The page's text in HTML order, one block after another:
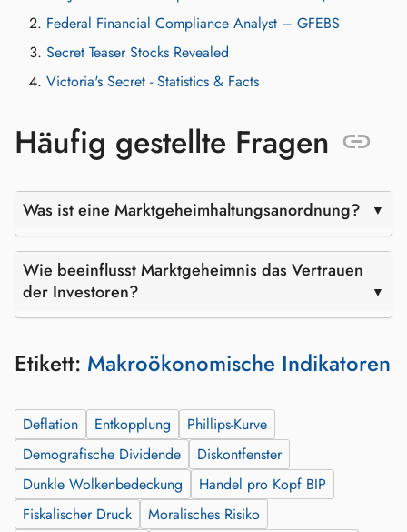
Federal Financial Compliance Analyst – GFEBS
Secret Teaser Stocks Revealed
Victoria's Secret - Statistics & Facts
Häufig gestellte Fragen
Was ist eine Marktgeheimhaltungsanordnung?
Wie beeinflusst Marktgeheimnis das Vertrauen
der Investoren?
Etikett: Makroökonomische Indikatoren
Deflation Entkopplung
Phillips-Kurve
Demografische Dividende
Diskontfenster
Dunkle Wolkenbedeckung
Handel pro Kopf BIP
Fiskalischer Druck
Moralisches Risiko